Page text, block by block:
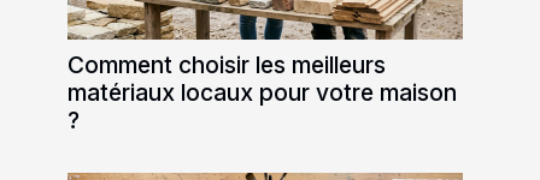
Comment choisir les meilleurs
matériaux locaux pour votre maison
?